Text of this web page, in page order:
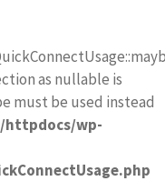
as nullable is
must be used instead
httpdocs/wp-